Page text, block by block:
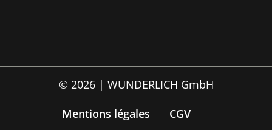
© 2026 | WUNDERLICH GmbH
Mentions légales
CGV